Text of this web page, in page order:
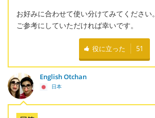
お好みに合わせて使い分けてみてください。
ご参考にしていただければ幸いです。
役に立った 51
English Otchan
日本